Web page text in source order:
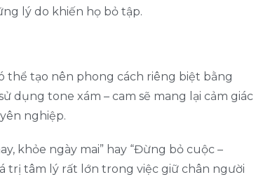
lý do khiến họ bỏ tập.
thể tạo nên phong cách riêng biệt bằng
dụng tone xám – cam sẽ mang lại cảm giác
nghiệp.
khỏe ngày mai” hay “Đừng bỏ cuộc –
trị tâm lý rất lớn trong việc giữ chân người